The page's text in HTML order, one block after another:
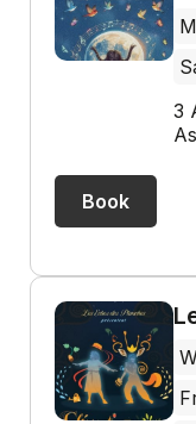
3
Book